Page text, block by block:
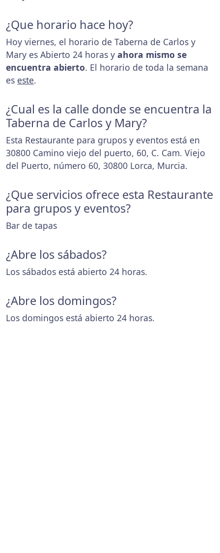
¿Que horario hace hoy?
Hoy viernes, el horario de Taberna de Carlos y
Mary es Abierto 24 horas y ahora mismo se
encuentra abierto. El horario de toda la semana
es este.
¿Cual es la calle donde se encuentra la
Taberna de Carlos y Mary?
Esta Restaurante para grupos y eventos está en
30800 Camino viejo del puerto, 60, C. Cam. Viejo
del Puerto, número 60, 30800 Lorca, Murcia.
¿Que servicios ofrece esta Restaurante
para grupos y eventos?
Bar de tapas
¿Abre los sábados?
Los sábados está abierto 24 horas.
¿Abre los domingos?
Los domingos está abierto 24 horas.